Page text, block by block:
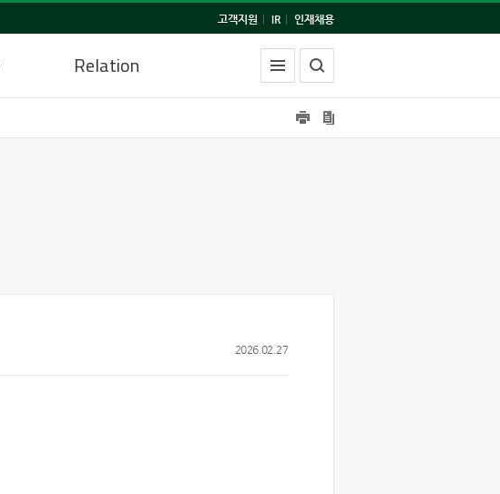
고객지원 IR 인재채용
Relation
2026.02.27